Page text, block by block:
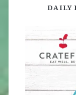
DAILY